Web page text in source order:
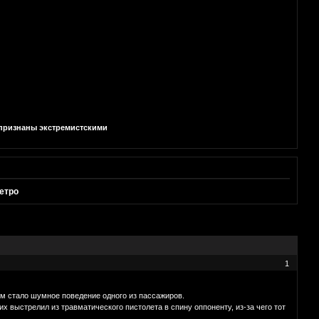
экстремистскими
1
шумное поведение одного из пассажиров.
из травматического пистолета в спину оппоненту, из-за чего тот